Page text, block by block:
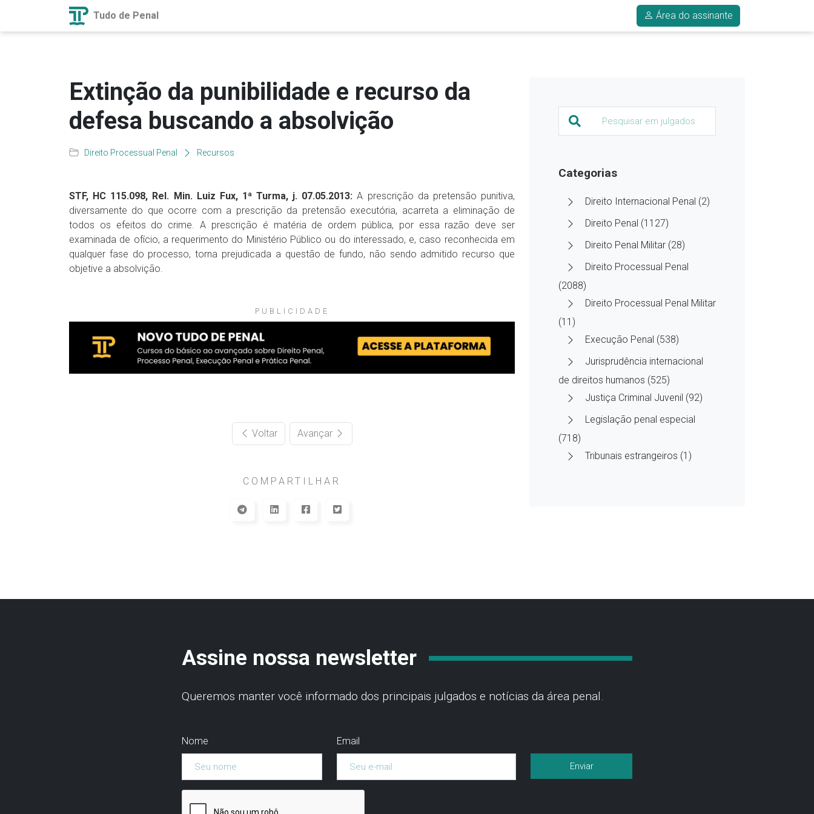
Tudo de Penal Área do assinante
Extinção da punibilidade e recurso da
defesa buscando a absolvição
Direito Processual Penal Recursos
STF, HC 115.098, Rel. Min. Luiz Fux, 1ª Turma, j. 07.05.2013: A prescrição da pretensão punitiva,
diversamente do que ocorre com a prescrição da pretensão executória, acarreta a eliminação de
todos os efeitos do crime. A prescrição é matéria de ordem pública, por essa razão deve ser
examinada de ofício, a requerimento do Ministério Público ou do interessado, e, caso reconhecida em
qualquer fase do processo, torna prejudicada a questão de fundo, não sendo admitido recurso que
objetive a absolvição.
PUBLICIDADE
Voltar Avançar
COMPARTILHAR
Categorias
Direito Internacional Penal (2)
Direito Penal (1127)
Direito Penal Militar (28)
Direito Processual Penal
(2088)
Direito Processual Penal Militar
(11)
Execução Penal (538)
Jurisprudência internacional
de direitos humanos (525)
Justiça Criminal Juvenil (92)
Legislação penal especial
(718)
Tribunais estrangeiros (1)
Assine nossa newsletter
Queremos manter você informado dos principais julgados e notícias da área penal.
Nome Email